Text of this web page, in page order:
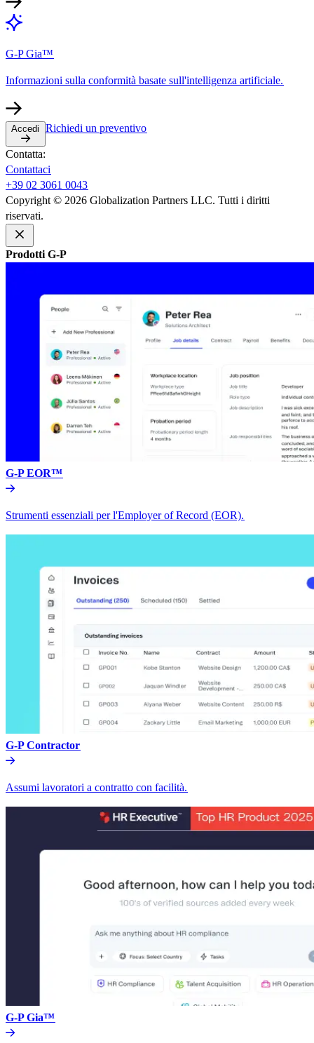
G-P Gia™​​
Informazioni sulla conformità basate sull'intelligenza artificiale.​​
Accedi​​ Richiedi un preventivo​​
Contatta:​​
Contattaci​​
+39 02 3061 0043​​
Copyright © 2026 Globalization Partners LLC. Tutti i diritti
riservati.​​
Prodotti G-P​​
G-P EOR™​​
Strumenti essenziali per l'Employer of Record (EOR).​​
G-P Contractor​​
Assumi lavoratori a contratto con facilità.​​
G-P Gia™​​